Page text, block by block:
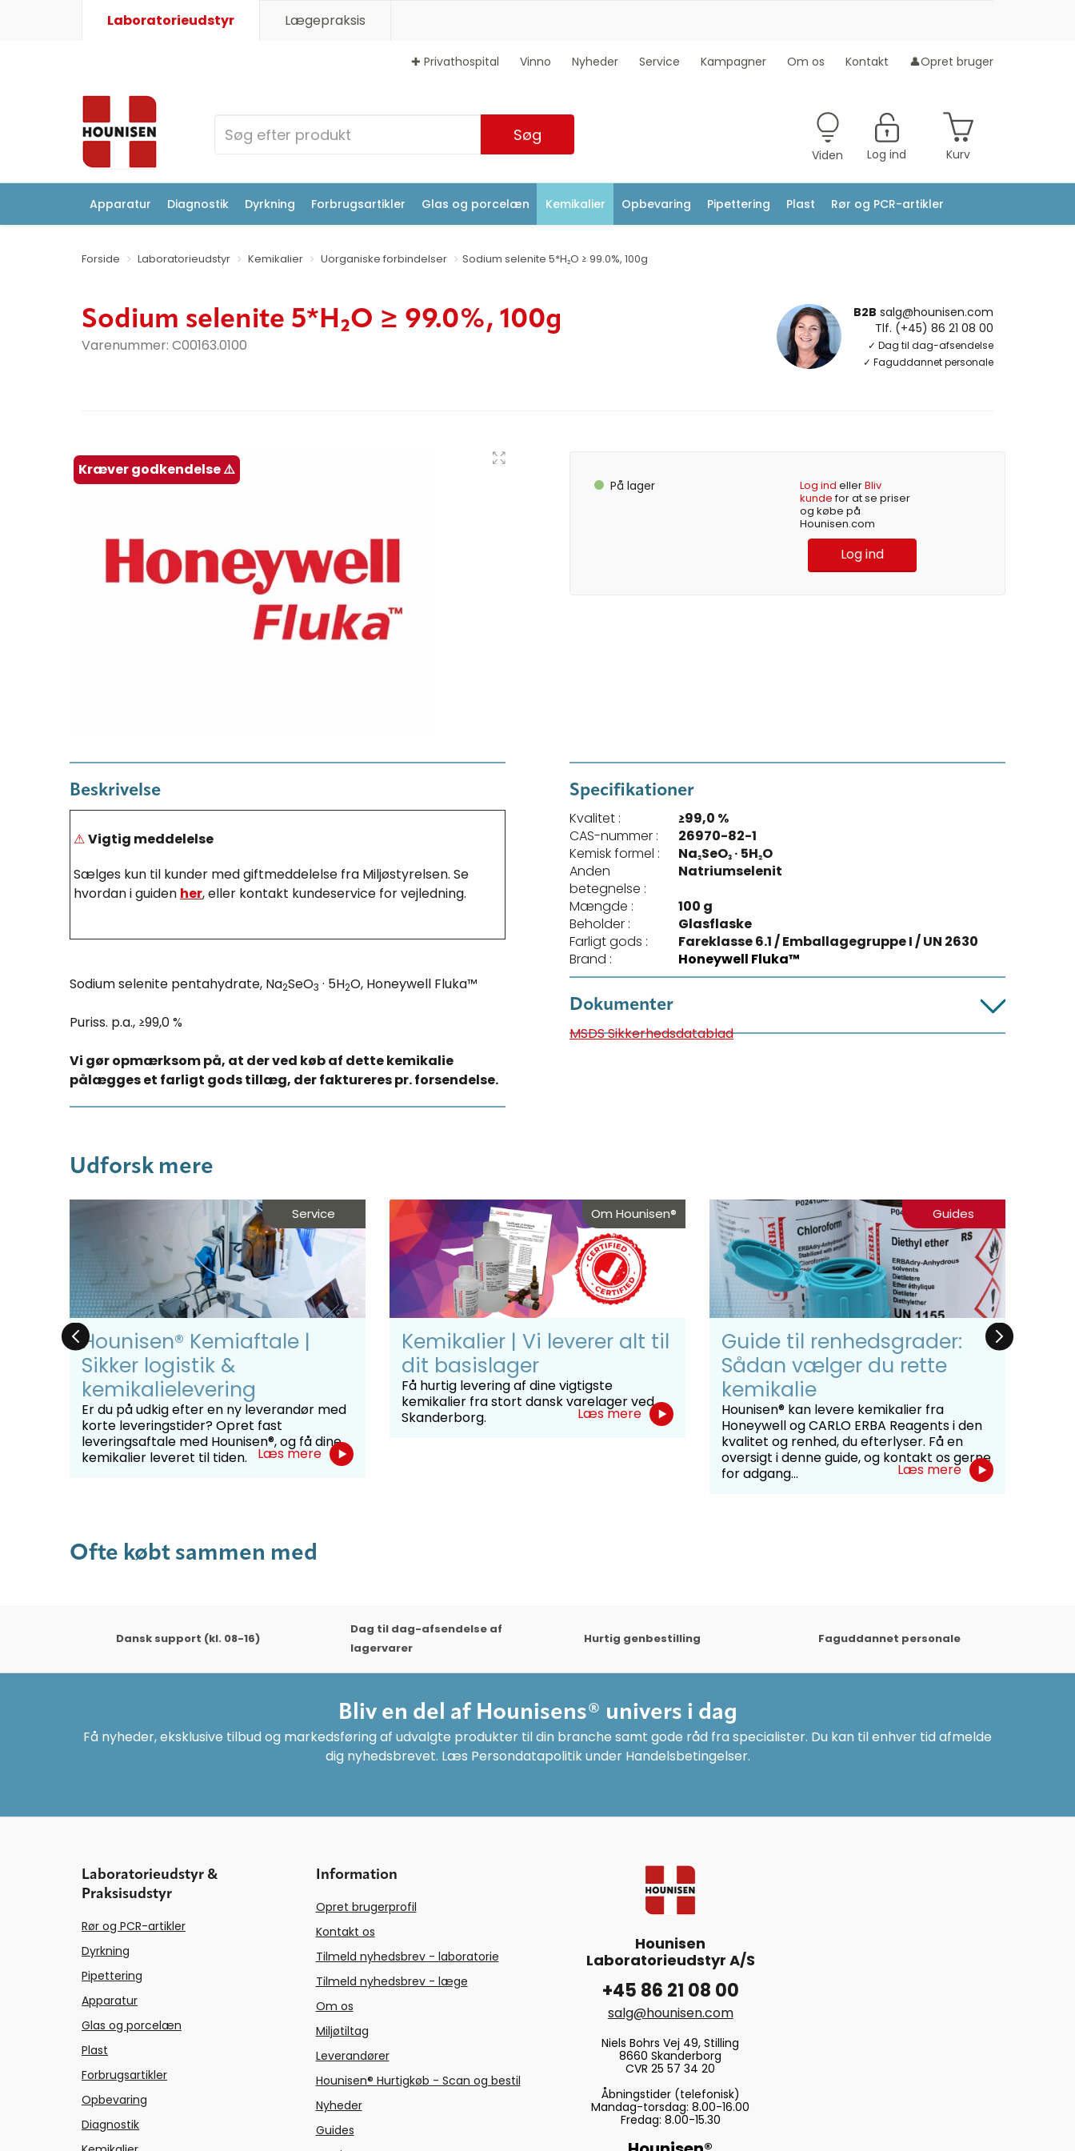
Laboratorieudstyr Lægepraksis
✚ Privathospital Vinno Nyheder Service Kampagner Om os Kontakt 👤Opret bruger
Søg
Viden Log ind Kurv
Apparatur Diagnostik Dyrkning Forbrugsartikler Glas og porcelæn Kemikalier Opbevaring Pipettering Plast Rør og PCR-artikler
Forside Laboratorieudstyr Kemikalier Uorganiske forbindelser Sodium selenite 5*H₂O ≥ 99.0%, 100g
Sodium selenite 5*H₂O ≥ 99.0%, 100g
Varenummer: C00163.0100
B2B salg@hounisen.com
Tlf. (+45) 86 21 08 00
✓ Dag til dag-afsendelse
✓ Faguddannet personale
Kræver godkendelse ⚠️
På lager Log ind ellerBliv
kundefor at se priser
og købe på
Hounisen.com
Log ind
Beskrivelse
⚠Vigtig meddelelse
Sælges kun til kunder med giftmeddelelse fra Miljøstyrelsen. Se
hvordan i guiden her, eller kontakt kundeservice for vejledning.
Sodium selenite pentahydrate, Na2SeO3 · 5H2O, Honeywell Fluka™
Puriss. p.a., ≥99,0 %
Vi gør opmærksom på, at der ved køb af dette kemikalie
pålægges et farligt gods tillæg, der faktureres pr. forsendelse.
Specifikationer
Kvalitet :
≥99,0 %
CAS-nummer :
26970-82-1
Kemisk formel :
Na₂SeO₃ · 5H₂O
Anden
betegnelse :
Natriumselenit
Mængde :
100 g
Beholder :
Glasflaske
Farligt gods :
Fareklasse 6.1 / Emballagegruppe I / UN 2630
Brand :
Honeywell Fluka™
Dokumenter
MSDS Sikkerhedsdatablad
Udforsk mere
Service
Hounisen® Kemiaftale |
Sikker logistik &
kemikalielevering
Er du på udkig efter en ny leverandør med
korte leveringstider? Opret fast
leveringsaftale med Hounisen®, og få dine
kemikalier leveret til tiden.
Læs mere
Om Hounisen®
Kemikalier | Vi leverer alt til
dit basislager
Få hurtig levering af dine vigtigste
kemikalier fra stort dansk varelager ved
Skanderborg.
Læs mere
Guides
Guide til renhedsgrader:
Sådan vælger du rette
kemikalie
Hounisen® kan levere kemikalier fra
Honeywell og CARLO ERBA Reagents i den
kvalitet og renhed, du efterlyser. Få en
oversigt i denne guide, og kontakt os gerne
for adgang...
Læs mere
Ofte købt sammen med
Dansk support (kl. 08-16)
Dag til dag-afsendelse af
lagervarer
Hurtig genbestilling Faguddannet personale
Bliv en del af Hounisens® univers i dag
Få nyheder, eksklusive tilbud og markedsføring af udvalgte produkter til din branche samt gode råd fra specialister. Du kan til enhver tid afmelde
dig nyhedsbrevet. Læs Persondatapolitik under Handelsbetingelser.
Laboratorieudstyr &
Praksisudstyr
Rør og PCR-artikler
Dyrkning
Pipettering
Apparatur
Glas og porcelæn
Plast
Forbrugsartikler
Opbevaring
Diagnostik
Information
Opret brugerprofil
Kontakt os
Tilmeld nyhedsbrev - laboratorie
Tilmeld nyhedsbrev - læge
Om os
Miljøtiltag
Leverandører
Hounisen® Hurtigkøb - Scan og bestil
Nyheder
Guides
Hounisen
Laboratorieudstyr A/S
+45 86 21 08 00
salg@hounisen.com
Niels Bohrs Vej 49, Stilling
8660 Skanderborg
CVR 25 57 34 20
Åbningstider (telefonisk)
Mandag-torsdag: 8.00-16.00
Fredag: 8.00-15.30